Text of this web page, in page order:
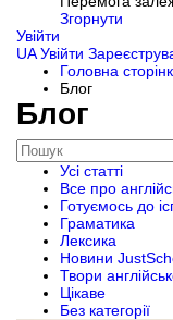
Згорнути
Увійти
UA Увійти
Головна
Блог
Блог
Усі статті
Все про
Готуємось до
Граматика
Лексика
Новини
Твори
Цікаве
Без категорії